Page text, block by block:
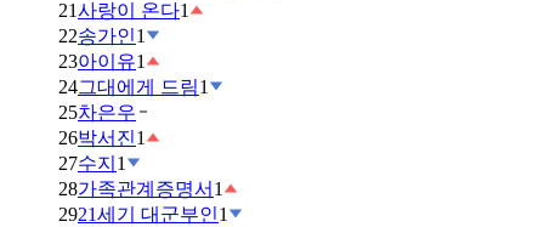
21사랑이 온다1
22송가인1
23아이유1
24그대에게 드림1
25차은우
26박서진1
27수지 1
28가족관계증명서 1
2921세기 대군부인1